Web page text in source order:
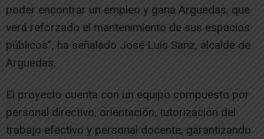
poder encontrar un empleo y gana Arguedas, que
verá reforzado el mantenimiento de sus espacios
públicos”, ha señalado José Luis Sanz, alcalde de
Arguedas.
El proyecto cuenta con un equipo compuesto por
personal directivo, orientación, tutorización del
trabajo efectivo y personal docente, garantizando